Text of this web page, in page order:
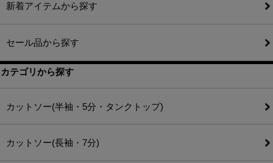
新着アイテムから探す
セール品から探す
カテゴリから探す
カットソー(半袖・5分・タンクトップ)
カットソー(長袖・7分)